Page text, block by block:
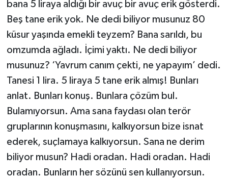
bana 5 liraya aldığı bir avuç bir avuç erik gösterdi.
Beş tane erik yok. Ne dedi biliyor musunuz 80
küsur yaşında emekli teyzem? Bana sarıldı, bu
omzumda ağladı. İçimi yaktı. Ne dedi biliyor
musunuz? ‘Yavrum canım çekti, ne yapayım’ dedi.
Tanesi 1 lira. 5 liraya 5 tane erik almış! Bunları
anlat. Bunları konuş. Bunlara çözüm bul.
Bulamıyorsun. Ama sana faydası olan terör
gruplarının konuşmasını, kalkıyorsun bize isnat
ederek, suçlamaya kalkıyorsun. Sana ne derim
biliyor musun? Hadi oradan. Hadi oradan. Hadi
oradan. Bunların her sözünü sen kullanıyorsun.